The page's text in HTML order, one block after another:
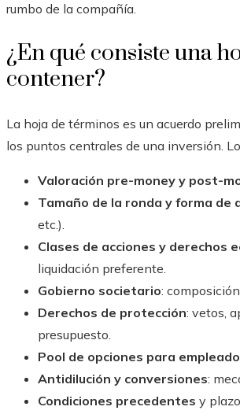
rumbo de la compañía.
¿En qué consiste una
contener?
La hoja de términos es un acuerdo
los puntos centrales de una inversión.
Valoración pre-money y post-
Tamaño de la ronda y forma de
etc.).
Clases de acciones y derechos
liquidación preferente.
Gobierno societario:
Derechos de protección: vetos,
presupuesto.
Pool de opciones para
Antidilución y conversiones:
Condiciones precedentes y